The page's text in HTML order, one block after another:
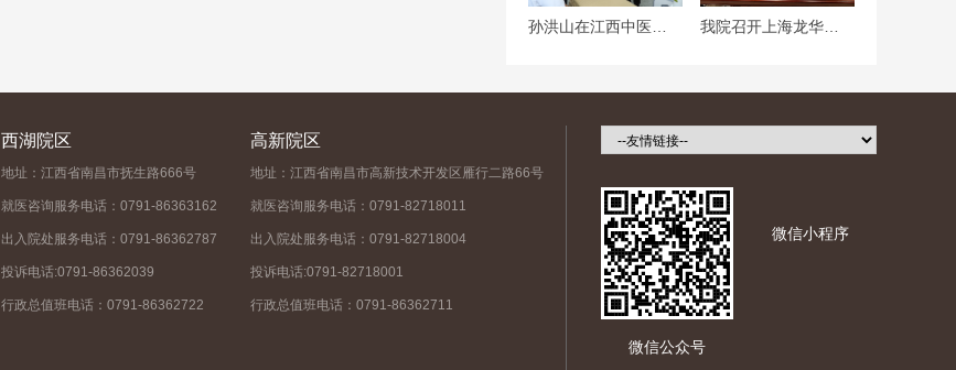
我院召开上海龙华医院江西医院专家座谈会
西湖院区
地址：江西省南昌市抚生路666号
就医咨询服务电话：0791-86363162
出入院处服务电话：0791-86362787
投诉电话:0791-86362039
行政总值班电话：0791-86362722
高新院区
地址：江西省南昌市高新技术开发区雁行二路66号
就医咨询服务电话：0791-82718011
出入院处服务电话：0791-82718004
投诉电话:0791-82718001
行政总值班电话：0791-86362711
微信公众号
微信小程序